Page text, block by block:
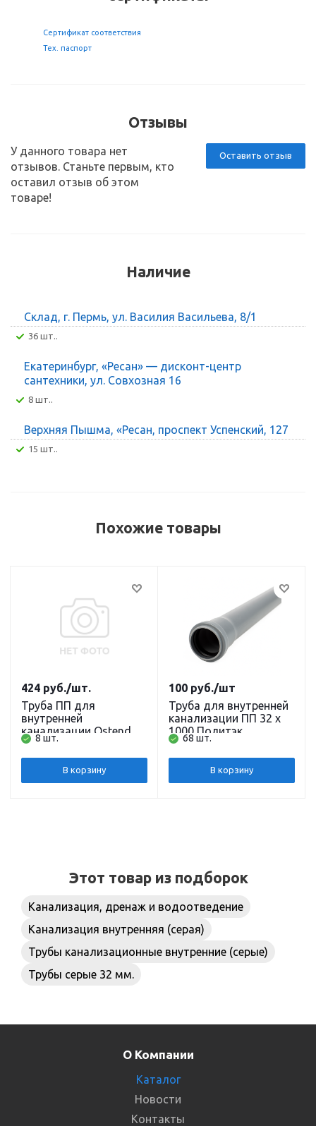
Сертификат соответствия
Тех. паспорт
Отзывы
Оставить отзыв
У данного товара нет
отзывов. Станьте первым, кто
оставил отзыв об этом
товаре!
Наличие
Склад, г. Пермь, ул. Василия Васильева, 8/1
36 шт..
Екатеринбург, «Ресан» — дисконт-центр
сантехники, ул. Совхозная 16
8 шт..
Верхняя Пышма, «Ресан, проспект Успенский, 127
15 шт..
Похожие товары
Труба ПП для
внутренней
канализации Ostendorf
HT DN 32 х 3000 мм
8 шт.
424 руб./шт.
В корзину
Труба для внутренней
канализации ПП 32 х
1000 Политэк
68 шт.
100 руб./шт
В корзину
Этот товар из подборок
Канализация, дренаж и водоотведение
Канализация внутренняя (серая)
Трубы канализационные внутренние (серые)
Трубы серые 32 мм.
О Компании
Каталог
Новости
Контакты